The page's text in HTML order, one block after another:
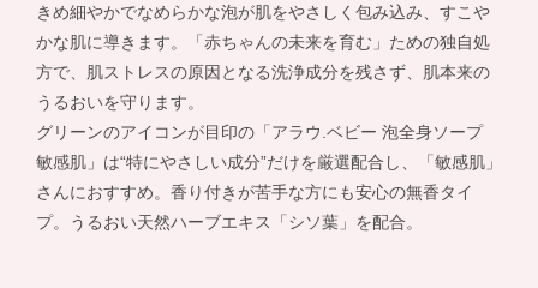
きめ細やかでなめらかな泡が肌をやさしく包み込み、すこや
かな肌に導きます。「赤ちゃんの未来を育む」ための独自処
方で、肌ストレスの原因となる洗浄成分を残さず、肌本来の
うるおいを守ります。
グリーンのアイコンが目印の「アラウ.ベビー 泡全身ソープ
敏感肌」は“特にやさしい成分”だけを厳選配合し、「敏感肌」
さんにおすすめ。香り付きが苦手な方にも安心の無香タイ
プ。うるおい天然ハーブエキス「シソ葉」を配合。